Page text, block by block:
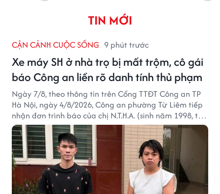
TIN MỚI
CẬN CẢNH CUỘC SỐNG 9 phút trước
Xe máy SH ở nhà trọ bị mất trộm, cô gái
báo Công an liền rõ danh tính thủ phạm
Ngày 7/8, theo thông tin trên Cổng TTĐT Công an TP
Hà Nội, ngày 4/8/2026, Công an phường Từ Liêm tiếp
nhận đơn trình báo của chị N.T.H.A. (sinh năm 1998, trú
tại phường Từ Liêm) về việc bị kẻ gian lấy trộm chiếc
xe mô tô Honda SH 125i, tại khu nhà trọ nơi đang sinh
sống.